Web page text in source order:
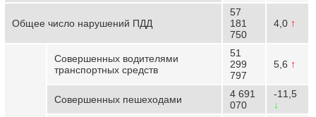
Общее число нарушений ПДД
57
181
750
4,0 ↑
Совершенных водителями
транспортных средств
51
299
797
5,6 ↑
Совершенных пешеходами
4 691
070
-11,5
↓